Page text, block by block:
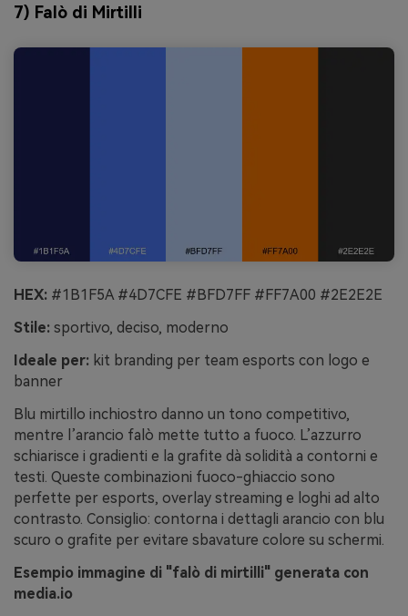
7) Falò di Mirtilli
HEX: #1B1F5A #4D7CFE #BFD7FF #FF7A00 #2E2E2E
Stile: sportivo, deciso, moderno
Ideale per: kit branding per team esports con logo e
banner
Blu mirtillo inchiostro danno un tono competitivo,
mentre l’arancio falò mette tutto a fuoco. L’azzurro
schiarisce i gradienti e la grafite dà solidità a contorni e
testi. Queste combinazioni fuoco-ghiaccio sono
perfette per esports, overlay streaming e loghi ad alto
contrasto. Consiglio: contorna i dettagli arancio con blu
scuro o grafite per evitare sbavature colore su schermi.
Esempio immagine di "falò di mirtilli" generata con
media.io